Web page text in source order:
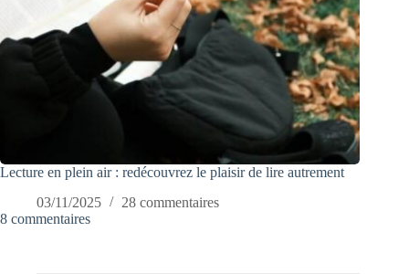
Lecture en plein air : redécouvrez le plaisir de lire autrement
03/11/2025
28 commentaires
8 commentaires